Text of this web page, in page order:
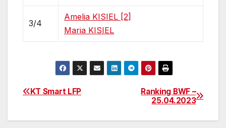
3/4
Amelia KISIEL [2]
Maria KISIEL
Nawigacja
wpisu
Ranking BWF –
25.04.2023
KT Smart LFP